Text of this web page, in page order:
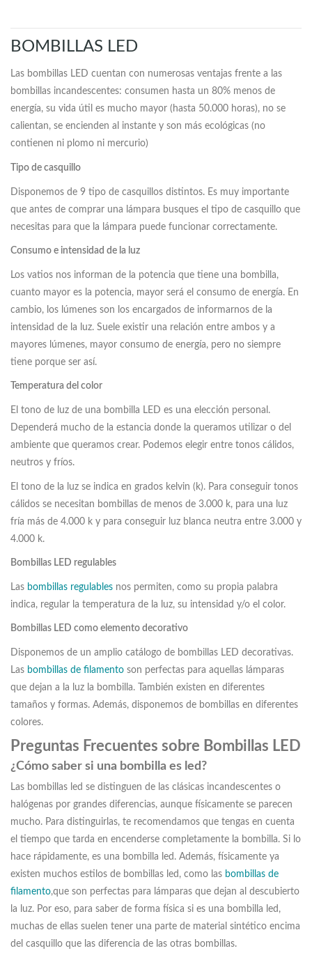
BOMBILLAS LED
Las bombillas LED cuentan con numerosas ventajas frente a las
bombillas incandescentes: consumen hasta un 80% menos de
energía, su vida útil es mucho mayor (hasta 50.000 horas), no se
calientan, se encienden al instante y son más ecológicas (no
contienen ni plomo ni mercurio)
Tipo de casquillo
Disponemos de 9 tipo de casquillos distintos. Es muy importante
que antes de comprar una lámpara busques el tipo de casquillo que
necesitas para que la lámpara puede funcionar correctamente.
Consumo e intensidad de la luz
Los vatios nos informan de la potencia que tiene una bombilla,
cuanto mayor es la potencia, mayor será el consumo de energía. En
cambio, los lúmenes son los encargados de informarnos de la
intensidad de la luz. Suele existir una relación entre ambos y a
mayores lúmenes, mayor consumo de energía, pero no siempre
tiene porque ser así.
Temperatura del color
El tono de luz de una bombilla LED es una elección personal.
Dependerá mucho de la estancia donde la queramos utilizar o del
ambiente que queramos crear. Podemos elegir entre tonos cálidos,
neutros y fríos.
El tono de la luz se indica en grados kelvin (k). Para conseguir tonos
cálidos se necesitan bombillas de menos de 3.000 k, para una luz
fría más de 4.000 k y para conseguir luz blanca neutra entre 3.000 y
4.000 k.
Bombillas LED regulables
Las bombillas regulables nos permiten, como su propia palabra
indica, regular la temperatura de la luz, su intensidad y/o el color.
Bombillas LED como elemento decorativo
Disponemos de un amplio catálogo de bombillas LED decorativas.
Las bombillas de filamento son perfectas para aquellas lámparas
que dejan a la luz la bombilla. También existen en diferentes
tamaños y formas. Además, disponemos de bombillas en diferentes
colores.
Preguntas Frecuentes sobre Bombillas LED
¿Cómo saber si una bombilla es led?
Las bombillas led se distinguen de las clásicas incandescentes o
halógenas por grandes diferencias, aunque físicamente se parecen
mucho. Para distinguirlas, te recomendamos que tengas en cuenta
el tiempo que tarda en encenderse completamente la bombilla. Si lo
hace rápidamente, es una bombilla led. Además, físicamente ya
existen muchos estilos de bombillas led, como las bombillas de
filamento,que son perfectas para lámparas que dejan al descubierto
la luz. Por eso, para saber de forma física si es una bombilla led,
muchas de ellas suelen tener una parte de material sintético encima
del casquillo que las diferencia de las otras bombillas.